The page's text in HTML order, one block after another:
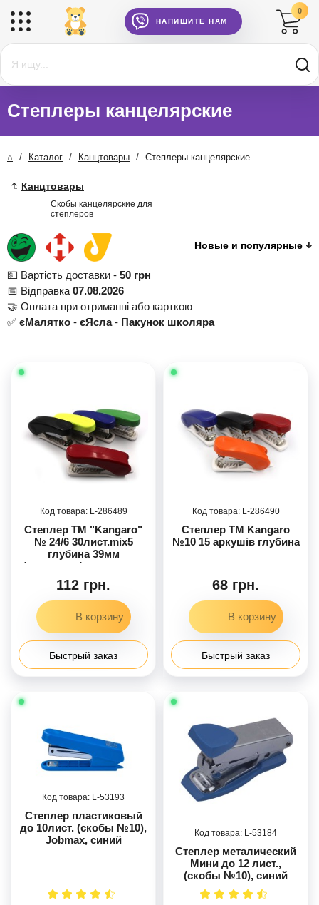
НАПИШИТЕ НАМ
0
Степлеры канцелярские
⌂ / Каталог / Канцтовары / Степлеры канцелярские
Канцтовары
Скобы канцелярские для
степлеров
💵 Вартість доставки - 50 грн
📅 Відправка 07.08.2026
🤝 Оплата при отриманні або карткою
✅ єМалятко - єЯсла- Пакунок школяра
286489
Степлер TM "Kangaro"
№ 24/6 30лист.mix5
глубина 39мм
(антистепл) пласт корп
112 грн.
Быстрый заказ
286490
Степлер TM Kangaro
№10 15 аркушів глубина
68 грн.
Быстрый заказ
53193
Степлер пластиковый
до 10лист. (скобы №10),
Jobmax, синий
53184
Степлер металический
Мини до 12 лист.,
(скобы №10), синий